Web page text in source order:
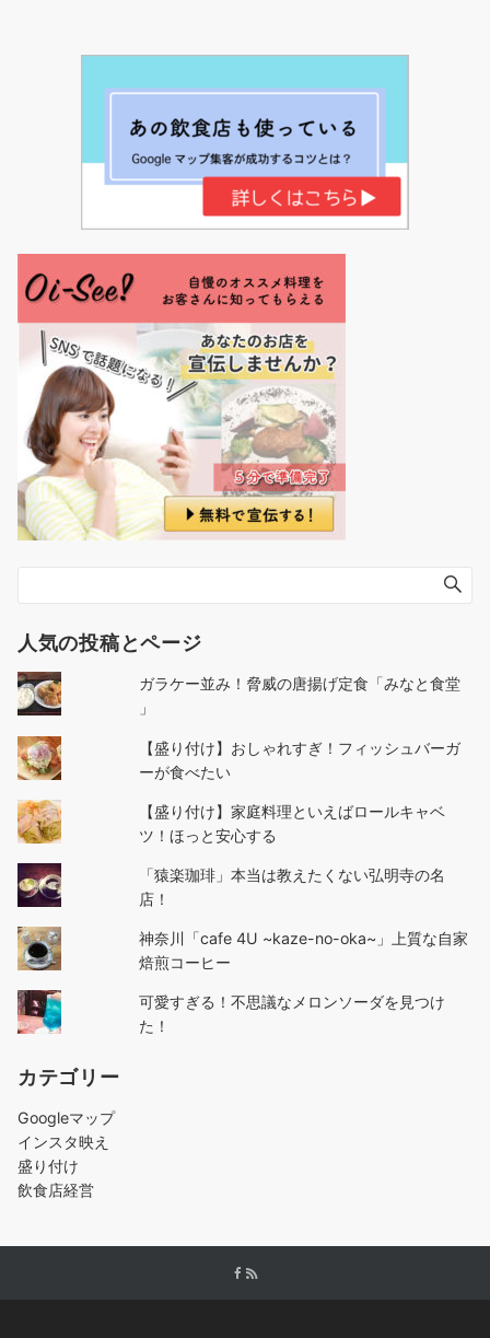
人気の投稿とページ
ガラケー並み！脅威の唐揚げ定食「みなと食堂
」
【盛り付け】おしゃれすぎ！フィッシュバーガ
ーが食べたい
【盛り付け】家庭料理といえばロールキャベ
ツ！ほっと安心する
「猿楽珈琲」本当は教えたくない弘明寺の名
店！
神奈川「cafe 4U ~kaze-no-oka~」上質な自家
焙煎コーヒー
可愛すぎる！不思議なメロンソーダを見つけ
た！
カテゴリー
Googleマップ
インスタ映え
盛り付け
飲食店経営